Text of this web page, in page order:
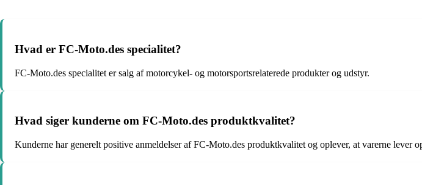
Hvad er FC-Moto.des specialitet?
FC-Moto.des specialitet er salg af motorcykel- og motorsportsrelaterede produkter og udstyr.
Hvad siger kunderne om FC-Moto.des produktkvalitet?
Kunderne har generelt positive anmeldelser af FC-Moto.des produktkvalitet og oplever, at varerne lever